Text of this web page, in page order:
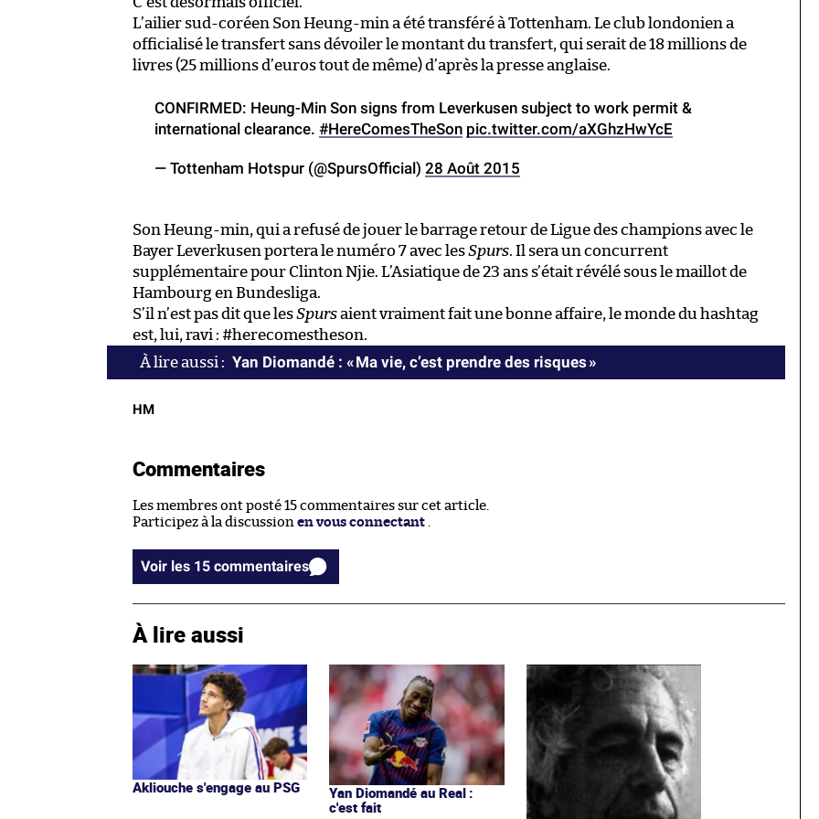
L’ailier sud-coréen Son Heung-min a été transféré à Tottenham. Le club londonien a
officialisé le transfert sans dévoiler le montant du transfert, qui serait de 18 millions de
livres (25 millions d’euros tout de même) d’après la presse anglaise.
CONFIRMED: Heung-Min Son signs from Leverkusen subject to work permit &
international clearance. #HereComesTheSon pic.twitter.com/aXGhzHwYcE
— Tottenham Hotspur (@SpursOfficial) 28 Août 2015
Son Heung-min, qui a refusé de jouer le barrage retour de Ligue des champions avec le
Bayer Leverkusen portera le numéro 7 avec lesSpurs. Il sera un concurrent
supplémentaire pour Clinton Njie. L’Asiatique de 23 ans s’était révélé sous le maillot de
Hambourg en Bundesliga.
S’il n’est pas dit que lesSpursaient vraiment fait une bonne affaire, le monde du hashtag
est, lui, ravi : #herecomestheson.
Yan Diomandé : « Ma vie, c’est prendre des risques »
HM
Commentaires
Les membres ont posté 15 commentaires sur cet article.
Participez à la discussion en vous connectant
Voir les 15 commentaires
À lire aussi
Akliouche s'engage au PSG
Yan Diomandé au Real :
c'est fait